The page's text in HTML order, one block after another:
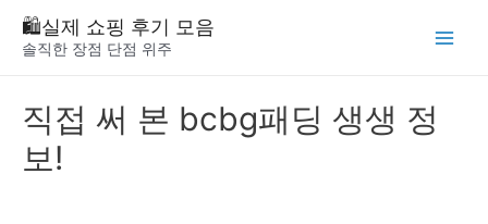
🛍️실제 쇼핑 후기 모음
솔직한 장점 단점 위주
직접 써 본 bcbg패딩 생생 정
보!